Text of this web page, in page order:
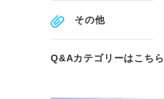
その他
Q&Aカテゴリーはこちら